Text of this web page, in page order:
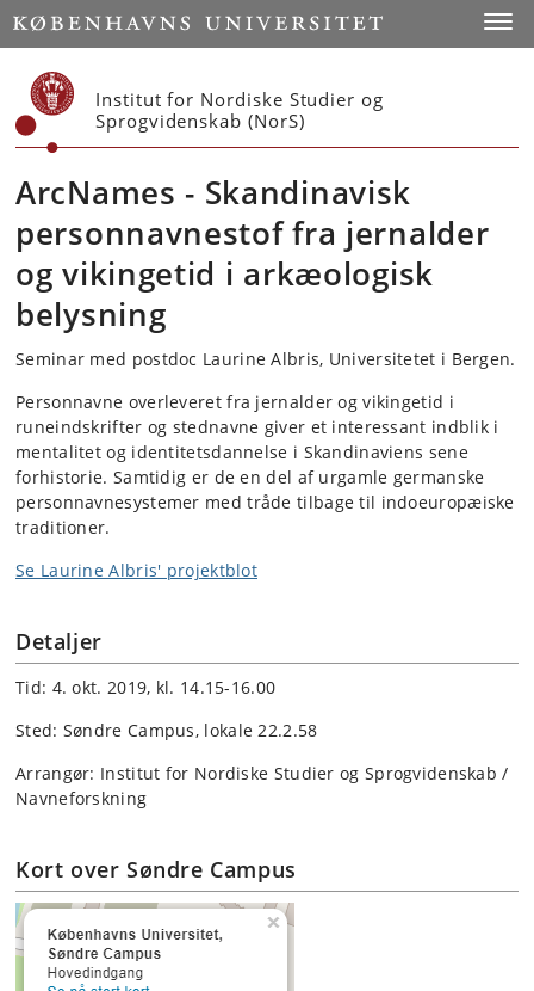
Start
Institut for Nordiske Studier og
Sprogvidenskab (NorS)
ArcNames - Skandinavisk
personnavnestof fra jernalder
og vikingetid i arkæologisk
belysning
Seminar med postdoc Laurine Albris, Universitetet i Bergen.
Personnavne overleveret fra jernalder og vikingetid i
runeindskrifter og stednavne giver et interessant indblik i
mentalitet og identitetsdannelse i Skandinaviens sene
forhistorie. Samtidig er de en del af urgamle germanske
personnavnesystemer med tråde tilbage til indoeuropæiske
traditioner.
Se Laurine Albris' projektblot
Detaljer
Tid: 4. okt. 2019, kl. 14.15-16.00
Sted: Søndre Campus, lokale 22.2.58
Arrangør: Institut for Nordiske Studier og Sprogvidenskab /
Navneforskning
Kort over Søndre Campus